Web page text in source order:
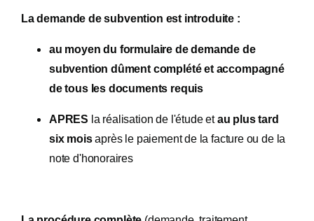
La demande de subvention est introduite :
au moyen du formulaire de demande de
subventiondûment complété et accompagné
de tous les documents requis
APRES la réalisation de l'étude etau plus tard
six moisaprès le paiement de la facture ou de la
note d'honoraires